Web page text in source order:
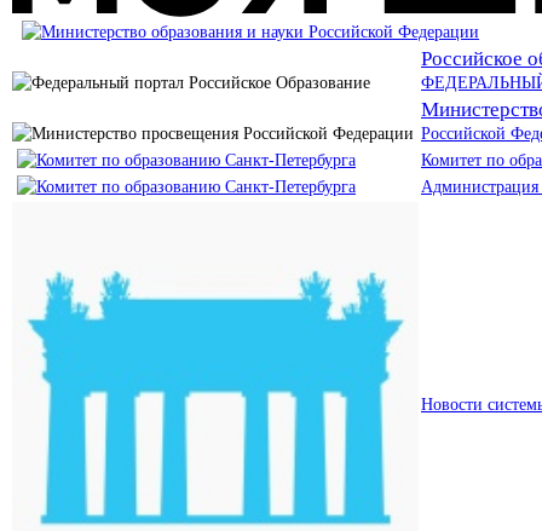
Российское
Российской
Комитет по
Администрация
Новости